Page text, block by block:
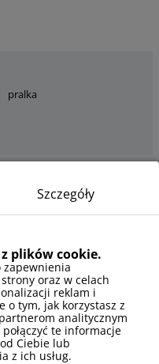
pralka
łóżko podwójne
łóżko małżeńskie
Szczegóły
plików cookie.
zapewnienia
oraz w celach
reklam i
o tym, jak korzystasz z
analitycznym
te informacje
Ciebie lub
z ich usług.